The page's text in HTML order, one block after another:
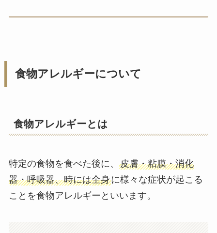
食物アレルギーについて
食物アレルギーとは
特定の食物を食べた後に、 皮膚・粘膜・消化
器・呼吸器、時には全身に様々な症状が起こる
ことを食物アレルギーといいます。